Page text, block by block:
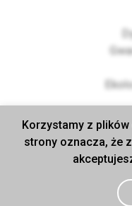
Korzystamy z
strony oznacza, że